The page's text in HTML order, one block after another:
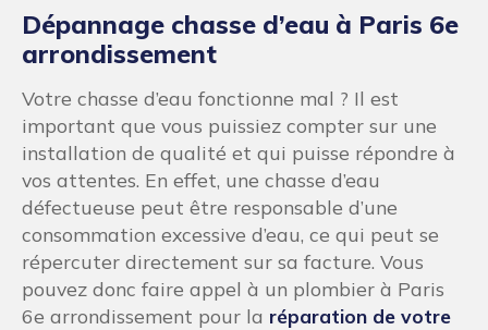
Dépannage chasse d’eau à Paris 6e
arrondissement
Votre chasse d’eau fonctionne mal ? Il est
important que vous puissiez compter sur une
installation de qualité et qui puisse répondre à
vos attentes. En effet, une chasse d’eau
défectueuse peut être responsable d’une
consommation excessive d’eau, ce qui peut se
répercuter directement sur sa facture. Vous
pouvez donc faire appel à un plombier à Paris
6e arrondissement pour la réparation de votre